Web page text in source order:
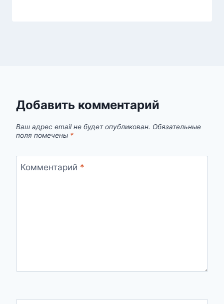
Добавить комментарий
Ваш адрес email не будет опубликован. Обязательные
поля помечены *
Комментарий *